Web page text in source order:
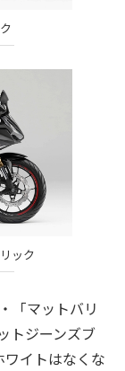
ック
「マットバリ
トジーンズブ
イトはなくな